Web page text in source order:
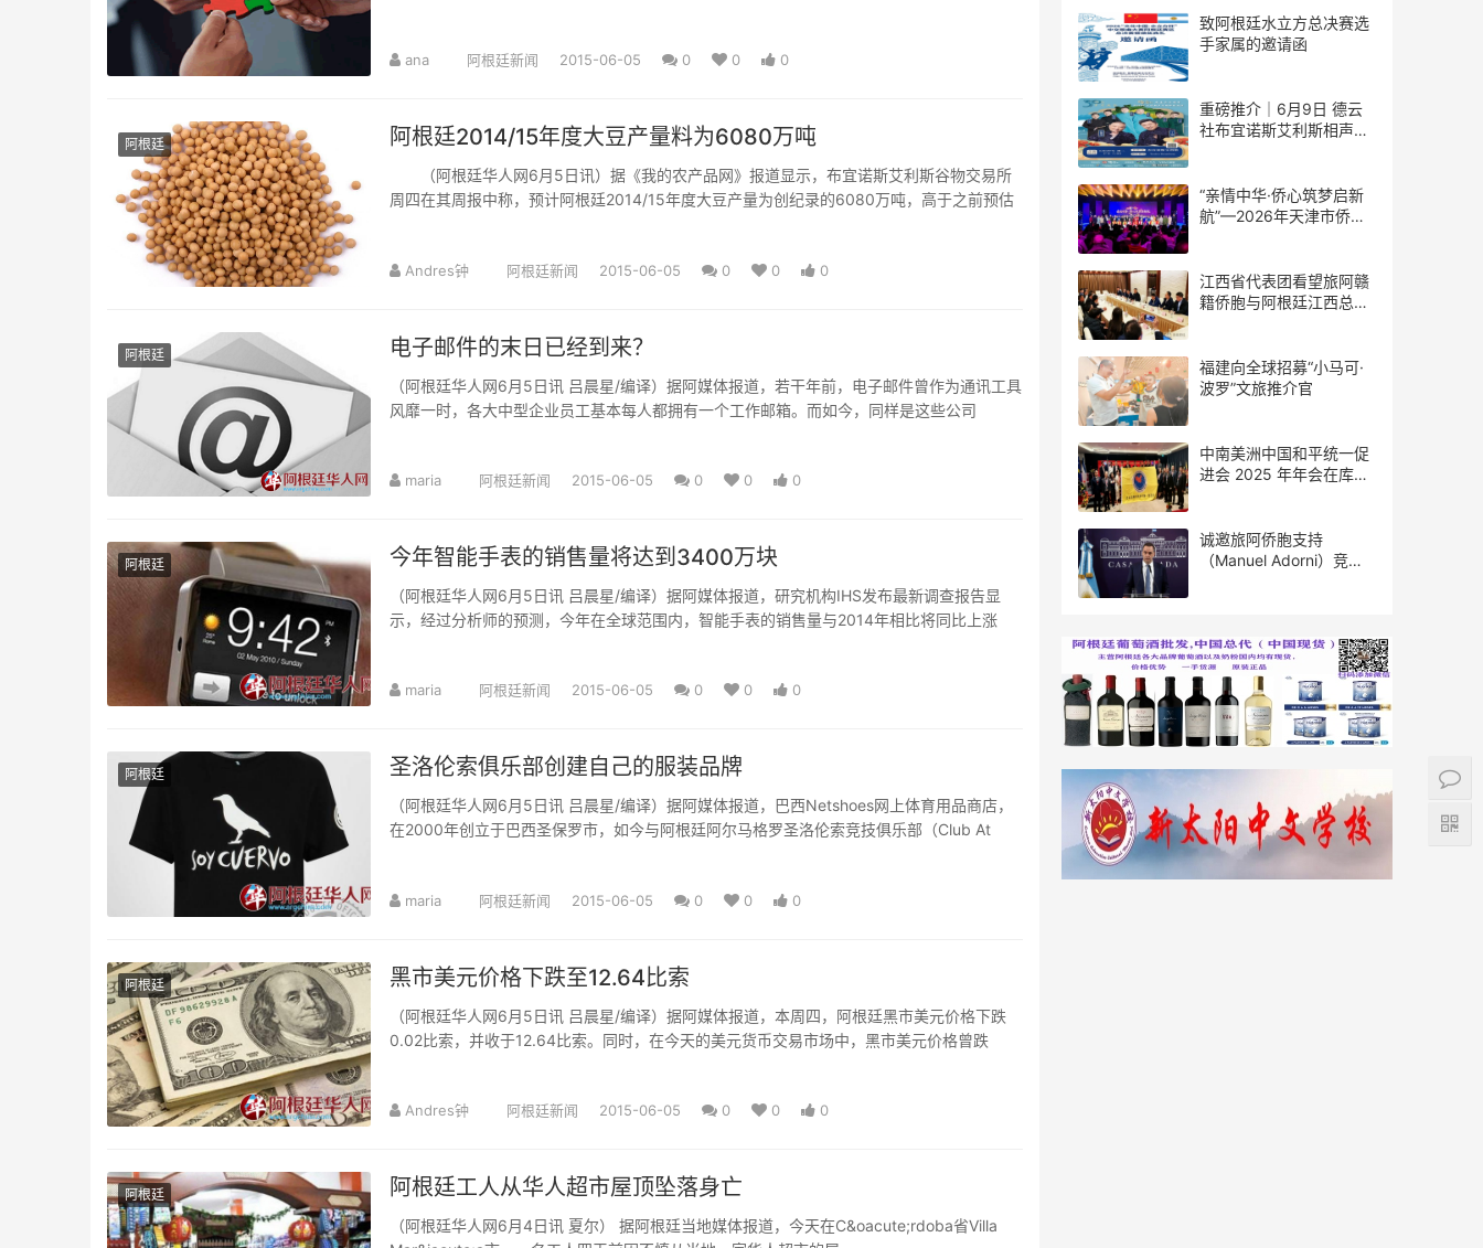
ana 阿根廷新闻 2015-06-05 0 0 0
阿根廷 阿根廷2014/15年度大豆产量料为6080万吨
（阿根廷华人网6月5日讯）据《我的农产品网》报道显示，布宜诺斯艾利斯谷物交易所
周四在其周报中称，预计阿根廷2014/15年度大豆产量为创纪录的6080万吨，高于之前预估
Andres钟 阿根廷新闻 2015-06-05 0 0 0
阿根廷 电子邮件的末日已经到来？
（阿根廷华人网6月5日讯 吕晨星/编译）据阿媒体报道，若干年前，电子邮件曾作为通讯工具
风靡一时，各大中型企业员工基本每人都拥有一个工作邮箱。而如今，同样是这些公司
maria 阿根廷新闻 2015-06-05 0 0 0
阿根廷 今年智能手表的销售量将达到3400万块
（阿根廷华人网6月5日讯 吕晨星/编译）据阿媒体报道，研究机构IHS发布最新调查报告显
示，经过分析师的预测，今年在全球范围内，智能手表的销售量与2014年相比将同比上涨
maria 阿根廷新闻 2015-06-05 0 0 0
阿根廷 圣洛伦索俱乐部创建自己的服装品牌
（阿根廷华人网6月5日讯 吕晨星/编译）据阿媒体报道，巴西Netshoes网上体育用品商店，
在2000年创立于巴西圣保罗市，如今与阿根廷阿尔马格罗圣洛伦索竞技俱乐部（Club At
maria 阿根廷新闻 2015-06-05 0 0 0
阿根廷 黑市美元价格下跌至12.64比索
（阿根廷华人网6月5日讯 吕晨星/编译）据阿媒体报道，本周四，阿根廷黑市美元价格下跌
0.02比索，并收于12.64比索。同时，在今天的美元货币交易市场中，黑市美元价格曾跌
Andres钟 阿根廷新闻 2015-06-05 0 0 0
阿根廷 阿根廷工人从华人超市屋顶坠落身亡
（阿根廷华人网6月4日讯 夏尔） 据阿根廷当地媒体报道，今天在C&oacute;rdoba省Villa
致阿根廷水立方总决赛选
手家属的邀请函
重磅推介｜6月9日 德云
社布宜诺斯艾利斯相声专
结！
“亲情中华·侨心筑梦启新
航”—2026年天津市侨界
江西省代表团看望旅阿赣
籍侨胞与阿根廷江西总商
福建向全球招募“小马可·
波罗”文旅推介官
中南美洲中国和平统一促
进会 2025 年年会在库拉
诚邀旅阿侨胞支持
（Manuel Adorni）竞选